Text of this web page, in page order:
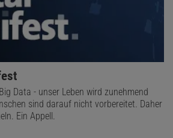
Data - unser Leben wird zunehmend
sind darauf nicht vorbereitet. Daher
Ein Appell.